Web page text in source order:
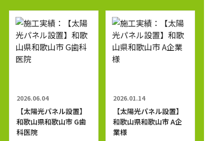
2026.06.04
【太陽光パネル設置】
和歌山県和歌山市 G歯
科医院
2026.01.14
【太陽光パネル設置】
和歌山県和歌山市 A企
業様